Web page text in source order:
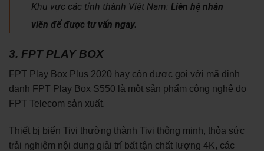
Khu vực các tỉnh thành Việt Nam: Liên hệ nhân
viên để được tư vấn ngay.
3. FPT PLAY BOX
FPT Play Box Plus 2020 hay còn được gọi với mã định
danh FPT Play Box S550 là một sản phẩm công nghệ do
FPT Telecom sản xuất.
Thiết bị biến Tivi thường thành Tivi thông minh, thỏa sức
trải nghiệm nội dung giải trí bất tận chất lượng 4K, các